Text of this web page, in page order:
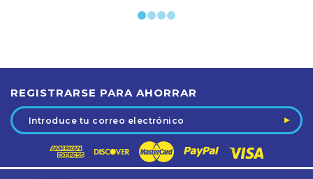
REGISTRARSE PARA AHORRAR
Dirección
de
electrónico